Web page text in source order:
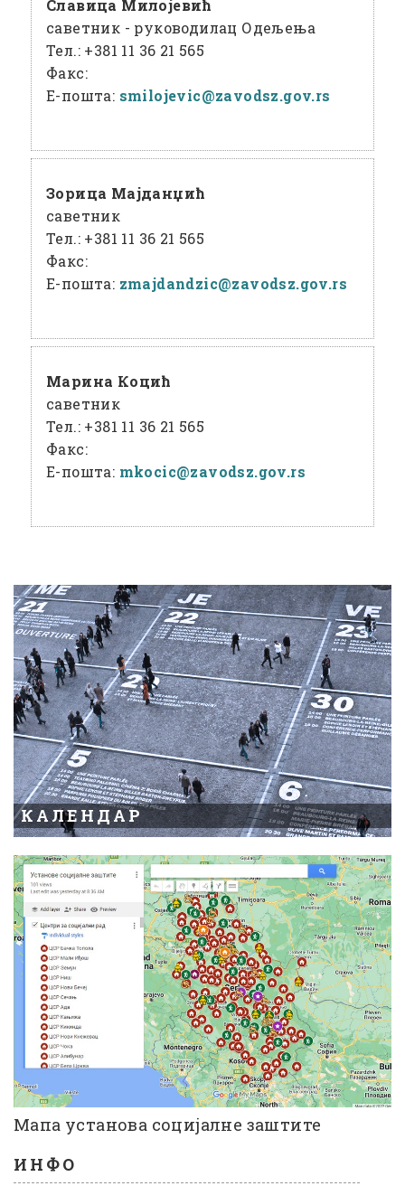
Славица Милојевић
саветник - руководилац Одељења
Тел.: +381 11 36 21 565
Факс:
Е-пошта: smilojevic@zavodsz.gov.rs
Зорица Мајданџић
саветник
Тел.: +381 11 36 21 565
Факс:
Е-пошта: zmajdandzic@zavodsz.gov.rs
Марина Коцић
саветник
Тел.: +381 11 36 21 565
Факс:
Е-пошта: mkocic@zavodsz.gov.rs
КАЛЕНДАР
Мапа установа социјалне заштите
ИНФО